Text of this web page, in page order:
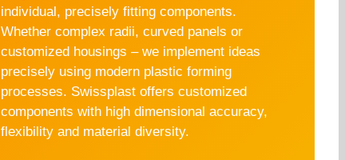
individual, precisely fitting components.
Whether complex radii, curved panels or
customized housings – we implement ideas
precisely using modern plastic forming
processes. Swissplast offers customized
components with high dimensional accuracy,
flexibility and material diversity.